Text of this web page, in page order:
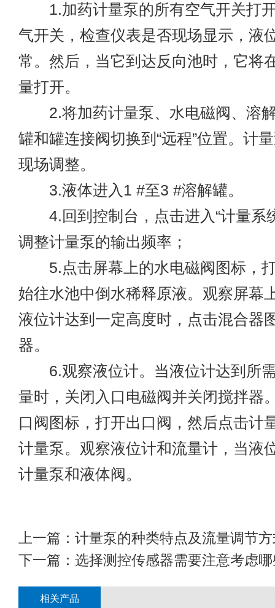
1.加药计量泵的所有空气开关打
气开关，检查仪表是否现场显示，液
常。然后，当它到达反向池时，它将
量打开。
2.将加药计量泵、水电磁阀、溶
罐和罐连接阀切换到“远程”位置。计
现场调整。
3.液体进入1 #至3 #溶解罐。
4.回到控制台，点击进入“计量系
调整计量泵的输出频率；
5.点击屏幕上的水电磁阀图标，
始往水池中倒水稀释原液。观察屏幕
液位计达到一定高度时，点击混合器
器。
6.观察液位计。当液位计达到所
量时，关闭入口电磁阀并关闭搅拌器
口阀图标，打开出口阀，然后点击计
计量泵。观察液位计和流量计，当液
计量泵和液体阀。
上一篇： 计量泵的种类特点及流量调节
下一篇： 选择测控传感器需要注意考虑
相关产品